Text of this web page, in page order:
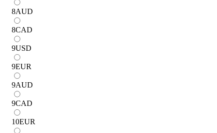
8AUD
8CAD
9USD
9EUR
9AUD
9CAD
10EUR